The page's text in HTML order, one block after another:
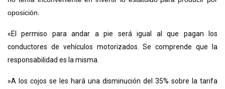
oposición.
«El permiso para andar a pie será igual al que pagan los
conductores de vehículos motorizados. Se comprende que la
responsabilidad es la misma.
»A los cojos se les hará una disminución del 35% sobre la tarifa